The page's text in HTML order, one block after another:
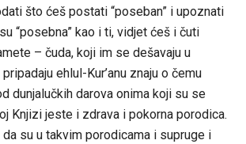
što ćeš postati “poseban” i upoznati
“posebna” kao i ti, vidjet ćeš i čuti
– čuda, koji im se dešavaju u
ehlul-Kur’anu znaju o čemu
dunjalučkih darova onima koji su se
Knjizi jeste i zdrava i pokorna porodica.
su u takvim porodicama i supruge i